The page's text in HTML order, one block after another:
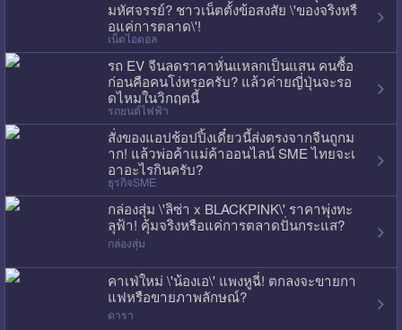
มหัศจรรย์? ชาวเน็ตตั้งข้อสงสัย \'ของจริงหรื
อแค่การตลาด\'!
เน็ตไอดอล
รถ EV จีนลดราคาหั่นแหลกเป็นแสน คนซื้อ
ก่อนคือคนโง่หรอครับ? แล้วค่ายญี่ปุ่นจะรอ
ดไหมในวิกฤตนี้
รถยนต์ไฟฟ้า
สั่งของแอปช้อปปิ้งเดี๋ยวนี้ส่งตรงจากจีนถูกม
าก! แล้วพ่อค้าแม่ค้าออนไลน์ SME ไทยจะเ
อาอะไรกินครับ?
ธุรกิจSME
กล่องสุ่ม \'ลิซ่า x BLACKPINK\' ราคาพุ่งทะ
ลุฟ้า! คุ้มจริงหรือแค่การตลาดปั่นกระแส?
กล่องสุ่ม
คาเฟ่ใหม่ \'น้องเอ\' แพงหูฉี่! ตกลงจะขายกา
แฟหรือขายภาพลักษณ์?
ดารา